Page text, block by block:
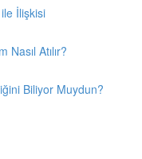
İlişkisi
Atılır?
Biliyor Muydun?